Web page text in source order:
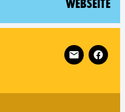
Webseite
Follow XR